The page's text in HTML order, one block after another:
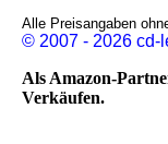
Alle Preisangaben
© 2007 - 2026 cd-
Als Amazon-
Verkäufen.